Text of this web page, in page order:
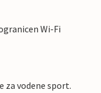
Wi-Fi
za vodene sport.